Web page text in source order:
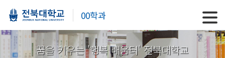
00학과
꿈을 키우는 '행복 배움터' 전북대학교